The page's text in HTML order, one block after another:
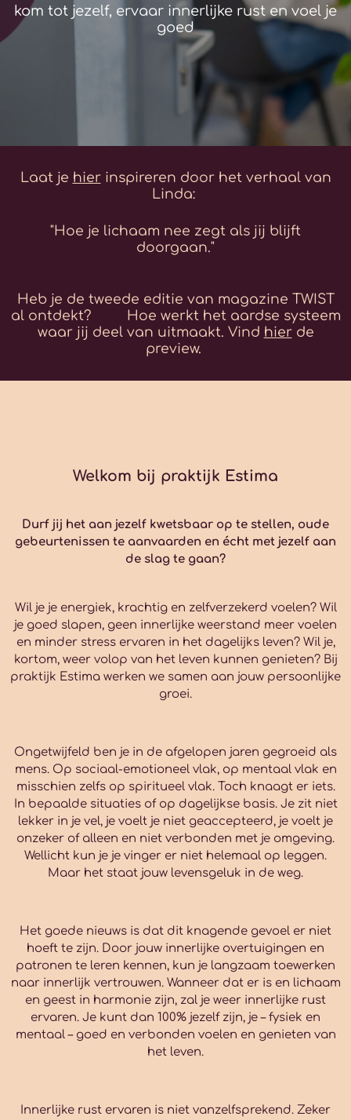
kom tot jezelf, ervaar innerlijke rust en voel je
goed
Laat je hierinspireren door het verhaal van
Linda:
"Hoe je lichaam nee zegt als jij blijft
doorgaan."
Heb je de tweede editie van magazine TWIST
al ontdekt? Hoe werkt het aardse systeem
waar jij deel van uitmaakt. Vind hierde
preview.
Welkom bij praktijk Estima
Durf jij het aan jezelf kwetsbaar op te stellen, oude
gebeurtenissen te aanvaarden en écht met jezelf aan
de slag te gaan?
Wil je je energiek, krachtig en zelfverzekerd voelen? Wil
je goed slapen, geen innerlijke weerstand meer voelen
en minder stress ervaren in het dagelijks leven? Wil je,
kortom, weer volop van het leven kunnen genieten? Bij
praktijk Estima werken we samen aan jouw persoonlijke
groei.
Ongetwijfeld ben je in de afgelopen jaren gegroeid als
mens. Op sociaal-emotioneel vlak, op mentaal vlak en
misschien zelfs op spiritueel vlak. Toch knaagt er iets.
In bepaalde situaties of op dagelijkse basis. Je zit niet
lekker in je vel, je voelt je niet geaccepteerd, je voelt je
onzeker of alleen en niet verbonden met je omgeving.
Wellicht kun je je vinger er niet helemaal op leggen.
Maar het staat jouw levensgeluk in de weg.
Het goede nieuws is dat dit knagende gevoel er niet
hoeft te zijn. Door jouw innerlijke overtuigingen en
patronen te leren kennen, kun je langzaam toewerken
naar innerlijk vertrouwen. Wanneer dat er is en lichaam
en geest in harmonie zijn, zal je weer innerlijke rust
ervaren. Je kunt dan 100% jezelf zijn, je – fysiek en
mentaal – goed en verbonden voelen en genieten van
het leven.
Innerlijke rust ervaren is niet vanzelfsprekend. Zeker